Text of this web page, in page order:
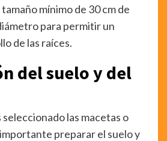
mínimo de 30 cm de
para permitir un
de las raíces.
del suelo y del
seleccionado las macetas o
preparar el suelo y